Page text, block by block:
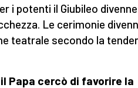
i potenti il Giubileo divenne
Le cerimonie
teatrale secondo la
Papa cercò di favorire la